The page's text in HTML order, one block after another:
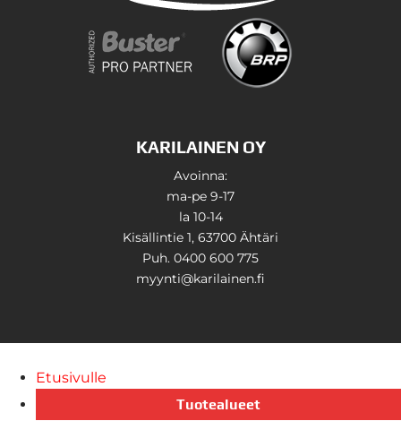
KARILAINEN OY
Avoinna:
ma-pe 9-17
la 10-14
Kisällintie 1, 63700 Ähtäri
Puh. 0400 600 775
myynti@karilainen.fi
Etusivulle
Tuotealueet